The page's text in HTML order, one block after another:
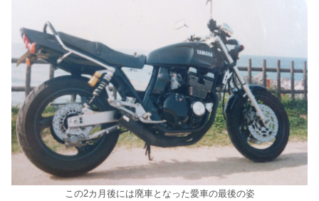
この2カ月後には廃車となった愛車の最後の姿